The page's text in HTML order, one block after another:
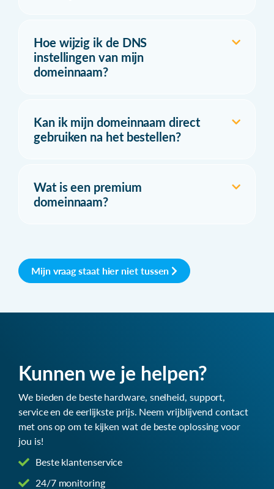
Hoe wijzig ik de DNS
instellingen van mijn
domeinnaam?
Kan ik mijn domeinnaam direct
gebruiken na het bestellen?
Wat is een premium
domeinnaam?
Mijn vraag staat hier niet tussen
Kunnen we je helpen?
We bieden de beste hardware, snelheid, support,
service en de eerlijkste prijs. Neem vrijblijvend contact
met ons op om te kijken wat de beste oplossing voor
jou is!
Beste klantenservice
24/7 monitoring